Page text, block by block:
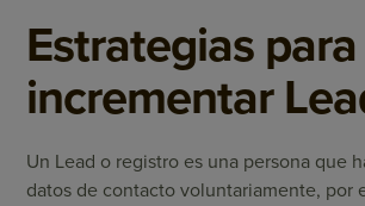
Estrategias para
incrementar
Un Lead o registro es una persona que
datos de contacto voluntariamente, por